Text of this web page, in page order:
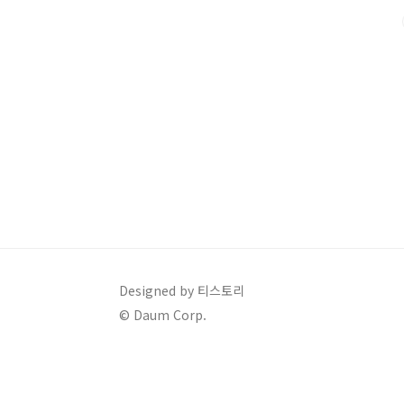
를 하며 즐겁게 보낼 수 있다는 기대감을 심어주세요.
Designed by 티스토리
© Daum Corp.